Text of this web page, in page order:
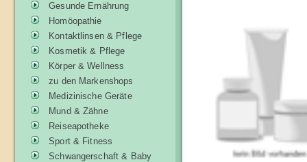
Gesunde Ernährung
Homöopathie
Kontaktlinsen & Pflege
Kosmetik & Pflege
Körper & Wellness
zu den Markenshops
Medizinische Geräte
Mund & Zähne
Reiseapotheke
Sport & Fitness
Schwangerschaft & Baby